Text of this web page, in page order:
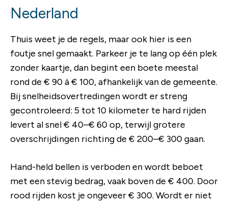
Nederland
Thuis weet je de regels, maar ook hier is een
foutje snel gemaakt. Parkeer je te lang op één plek
zonder kaartje, dan begint een boete meestal
rond de € 90 à € 100, afhankelijk van de gemeente.
Bij snelheidsovertredingen wordt er streng
gecontroleerd: 5 tot 10 kilometer te hard rijden
levert al snel € 40–€ 60 op, terwijl grotere
overschrijdingen richting de € 200–€ 300 gaan.
Hand-held bellen is verboden en wordt beboet
met een stevig bedrag, vaak boven de € 400. Door
rood rijden kost je ongeveer € 300. Wordt er niet